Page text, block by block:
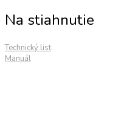
Na stiahnutie
Technický list
Manuál